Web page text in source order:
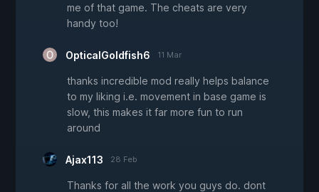
me of that game. The cheats are very
handy too!
OpticalGoldfish6 11 Mar
thanks incredible mod really helps balance
to my liking i.e. movement in base game is
slow, this makes it far more fun to run
around
Ajax113 28 Feb
Thanks for all the work you guys do. dont